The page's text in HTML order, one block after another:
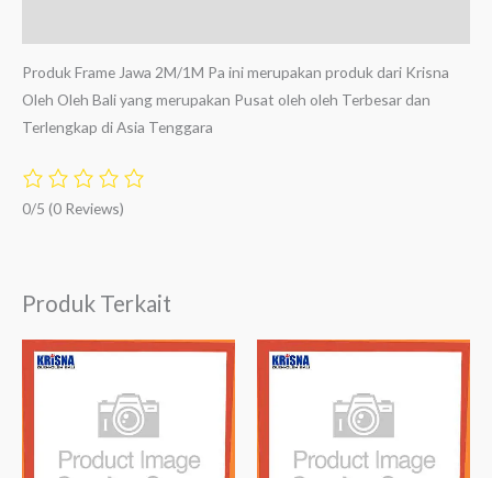
Produk Frame Jawa 2M/1M Pa ini merupakan produk dari Krisna
Oleh Oleh Bali yang merupakan Pusat oleh oleh Terbesar dan
Terlengkap di Asia Tenggara
0/5 (0 Reviews)
Produk Terkait